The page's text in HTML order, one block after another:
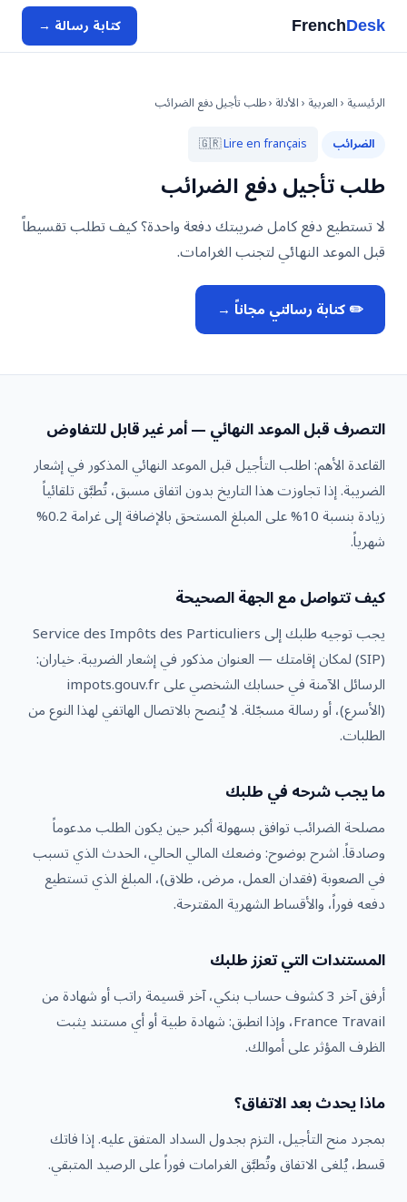
FrenchDesk كتابة رسالة →
الرئيسية‹العربية‹الأدلة‹ طلب تأجيل دفع الضرائب
الضرائب 🇬🇷Lire en français
طلب تأجيل دفع الضرائب
لا تستطيع دفع كامل ضريبتك دفعة واحدة؟ كيف تطلب تقسيطاً
قبل الموعد النهائي لتجنب الغرامات.
✏️ كتابة رسالتي مجاناً →
التصرف قبل الموعد النهائي — أمر غير قابل للتفاوض
القاعدة الأهم: اطلب التأجيل قبل الموعد النهائي المذكور في إشعار
الضريبة. إذا تجاوزت هذا التاريخ بدون اتفاق مسبق، تُطبَّق تلقائياً
زيادة بنسبة 10% على المبلغ المستحق بالإضافة إلى غرامة 0.2%
شهرياً.
كيف تتواصل مع الجهة الصحيحة
يجب توجيه طلبك إلى Service des Impôts des Particuliers
(SIP) لمكان إقامتك — العنوان مذكور في إشعار الضريبة. خياران:
الرسائل الآمنة في حسابك الشخصي على impots.gouv.fr
(الأسرع)، أو رسالة مسجّلة. لا يُنصح بالاتصال الهاتفي لهذا النوع من
الطلبات.
ما يجب شرحه في طلبك
مصلحة الضرائب توافق بسهولة أكبر حين يكون الطلب مدعوماً
وصادقاً. اشرح بوضوح: وضعك المالي الحالي، الحدث الذي تسبب
في الصعوبة (فقدان العمل، مرض، طلاق)، المبلغ الذي تستطيع
دفعه فوراً، والأقساط الشهرية المقترحة.
المستندات التي تعزز طلبك
أرفق آخر 3 كشوف حساب بنكي، آخر قسيمة راتب أو شهادة من
France Travail، وإذا انطبق: شهادة طبية أو أي مستند يثبت
الظرف المؤثر على أموالك.
ماذا يحدث بعد الاتفاق؟
بمجرد منح التأجيل، التزم بجدول السداد المتفق عليه. إذا فاتك
قسط، يُلغى الاتفاق وتُطبَّق الغرامات فوراً على الرصيد المتبقي.